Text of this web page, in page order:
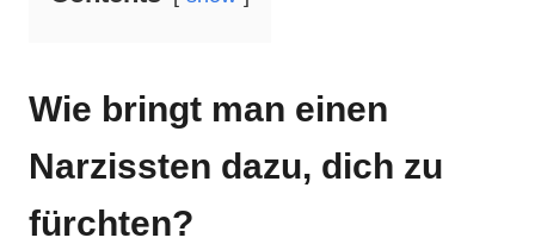
Wie bringt man einen
Narzissten dazu, dich zu
fürchten?